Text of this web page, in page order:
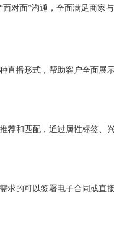
面对面”沟通，全面满足商家
直播形式， 帮助客户全面展
荐和匹配， 通过属性标签、
求的可以签署电子合同或直